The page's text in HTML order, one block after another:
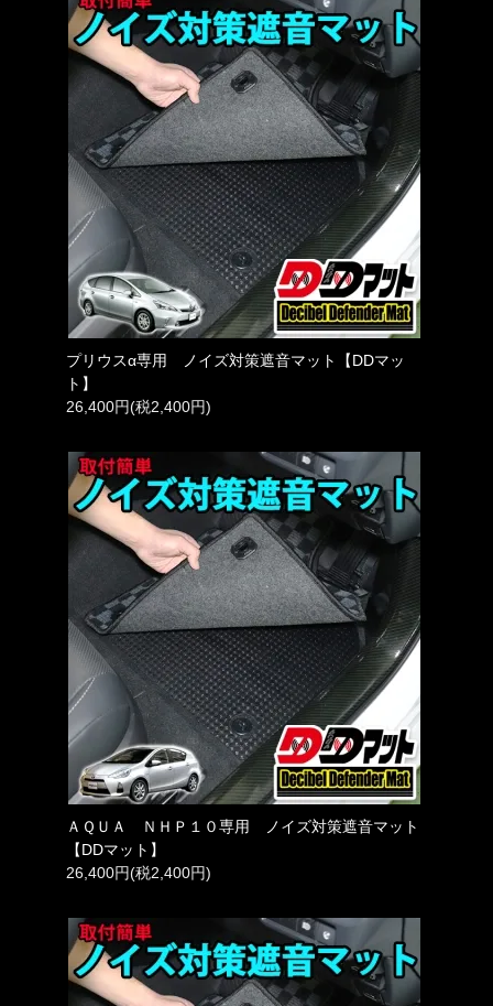
プリウスα専用 ノイズ対策遮音マット【DDマッ
ト】
26,400円(税2,400円)
ＡＱＵＡ ＮＨＰ１０専用 ノイズ対策遮音マット
【DDマット】
26,400円(税2,400円)